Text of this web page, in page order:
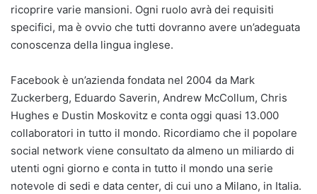
ricoprire varie mansioni. Ogni ruolo avrà dei requisiti
specifici, ma è ovvio che tutti dovranno avere un’adeguata
conoscenza della lingua inglese.
Facebook è un’azienda fondata nel 2004 da Mark
Zuckerberg, Eduardo Saverin, Andrew McCollum, Chris
Hughes e Dustin Moskovitz e conta oggi quasi 13.000
collaboratori in tutto il mondo. Ricordiamo che il popolare
social network viene consultato da almeno un miliardo di
utenti ogni giorno e conta in tutto il mondo una serie
notevole di sedi e data center, di cui uno a Milano, in Italia.